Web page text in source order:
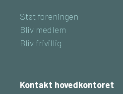
Støt foreningen
Bliv medlem
Bliv frivillig
Kontakt hovedkontoret